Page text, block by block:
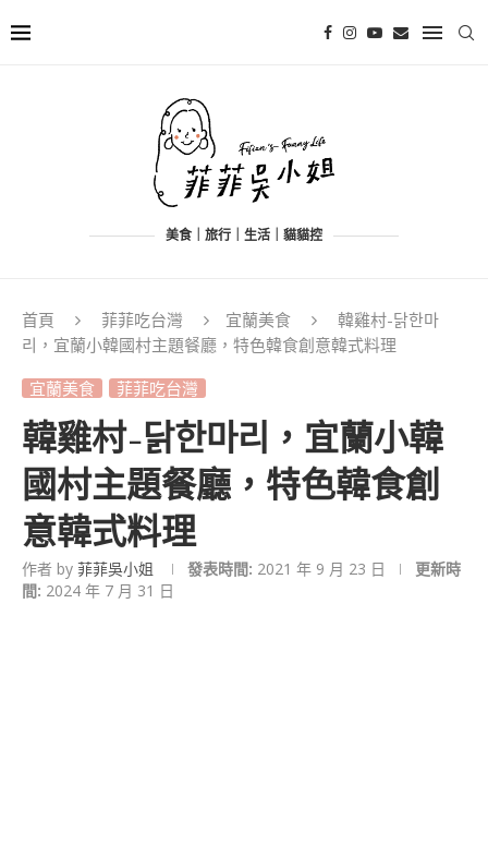
美食｜旅行｜生活｜貓貓控
首頁 菲菲吃台灣 宜蘭美食
韓雞村-닭한마
리，宜蘭小韓國村主題餐廳，特色韓食創意韓式料理
宜蘭美食
菲菲吃台灣
韓雞村-닭한마리，宜蘭小韓
國村主題餐廳，特色韓食創
意韓式料理
作者 by 菲菲吳小姐 發表時間: 2021 年 9 月 23 日
更新時
間: 2024 年 7 月 31 日